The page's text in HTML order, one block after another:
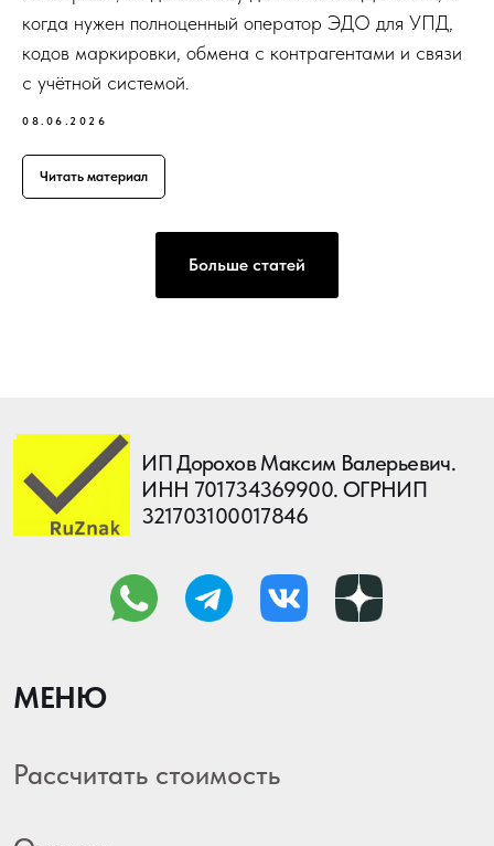
когда нужен полноценный оператор ЭДО для УПД,
кодов маркировки, обмена с контрагентами и связи
с учётной системой.
08.06.2026
Читать материал
Больше статей